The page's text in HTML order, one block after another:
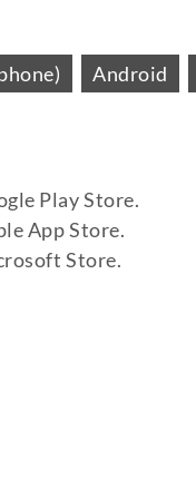
Android
Play Store.
App Store.
Store.